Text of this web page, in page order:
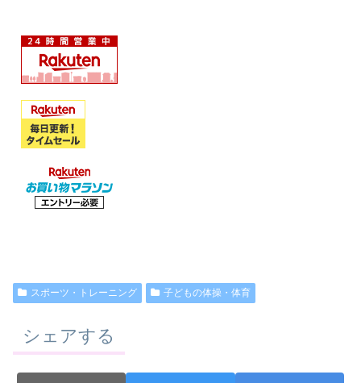
スポーツ・トレーニング 子どもの体操・体育
シェアする